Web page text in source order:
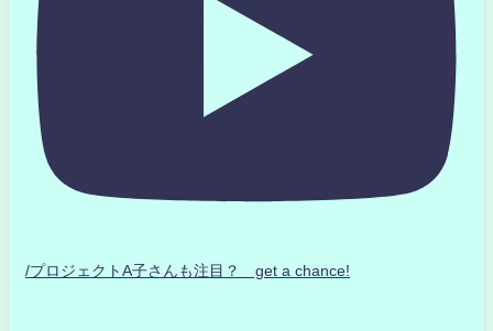
/プロジェクトA子さんも注目？ get a chance!